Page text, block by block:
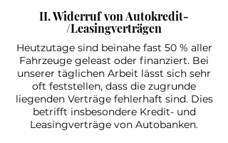
II. Widerruf von Autokredit-
/Leasingverträgen
Heutzutage sind beinahe fast 50 % aller
Fahrzeuge geleast oder finanziert. Bei
unserer täglichen Arbeit lässt sich sehr
oft feststellen, dass die zugrunde
liegenden Verträge fehlerhaft sind. Dies
betrifft insbesondere Kredit- und
Leasing­verträge von Auto­banken.